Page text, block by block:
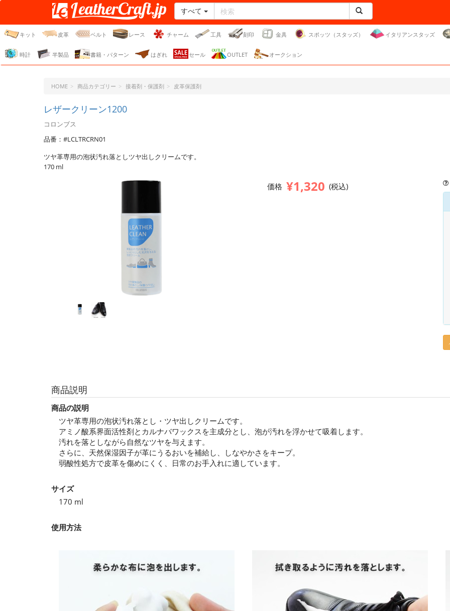
レザークラフト・ドット・
ジェーピー
すべて
キット 皮革 ベルト レース チャーム 工具 刻印 金具 スポッツ（スタッズ） イタリアンスタッズ
時計 半製品 書籍・パターン はぎれ セール OUTLET オークション
HOME 商品カテゴリー 接着剤・保護剤 皮革保護剤
レザークリーン1200
コロンブス
品番：#LCLTRCRN01
ツヤ革専用の泡状汚れ落としツヤ出しクリームです。
170 ml
価格 ¥1,320 (税込)
商品説明
商品の説明
ツヤ革専用の泡状汚れ落とし・ツヤ出しクリームです。
アミノ酸系界面活性剤とカルナバワックスを主成分とし、泡が汚れを浮かせて吸着します。
汚れを落としながら自然なツヤを与えます。
さらに、天然保湿因子が革にうるおいを補給し、しなやかさをキープ。
弱酸性処方で皮革を傷めにくく、日常のお手入れに適しています。
サイズ
170 ml
使用方法